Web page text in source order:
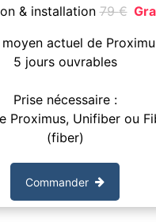
& installation79€
moyen actuel de
5 jours ouvrables
Prise nécessaire :
Proximus, Unifiber ou
(fiber)
Commander